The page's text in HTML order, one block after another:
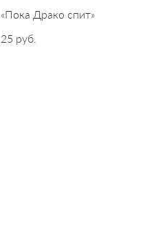
«Пока Драко спит»
25 pуб.